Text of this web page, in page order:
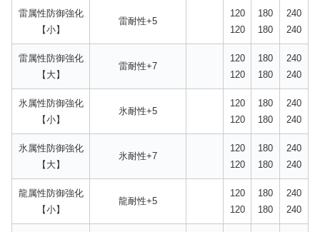
雷属性防御強化
【小】
雷耐性+5
120
120
180
180
240
240
雷属性防御強化
【大】
雷耐性+7
120
120
180
180
240
240
氷属性防御強化
【小】
氷耐性+5
120
120
180
180
240
240
氷属性防御強化
【大】
氷耐性+7
120
120
180
180
240
240
龍属性防御強化
【小】
龍耐性+5
120
120
180
180
240
240